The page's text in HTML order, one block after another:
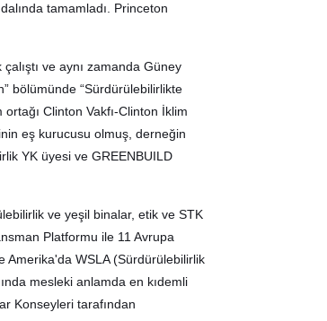
tamamladı. Princeton
ve aynı zamanda Güney
bölümünde “Sürdürülebilirlikte
Clinton Vakfı-Clinton İklim
eş kurucusu olmuş, derneğin
YK üyesi ve GREENBUILD
ve yeşil binalar, etik ve STK
Platformu ile 11 Avrupa
Amerika'da WSLA (Sürdürülebilirlik
mesleki anlamda en kıdemli
Konseyleri tarafından